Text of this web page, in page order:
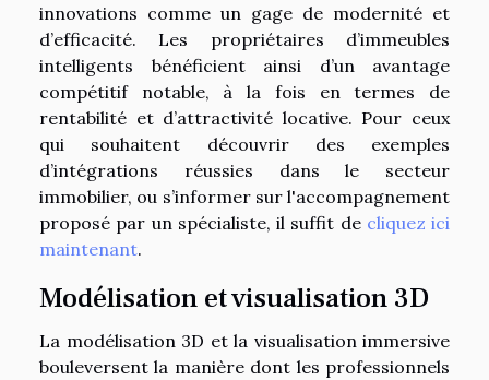
innovations comme un gage de modernité et
d’efficacité. Les propriétaires d’immeubles
intelligents bénéficient ainsi d’un avantage
compétitif notable, à la fois en termes de
rentabilité et d’attractivité locative. Pour ceux
qui souhaitent découvrir des exemples
d’intégrations réussies dans le secteur
immobilier, ou s’informer sur l'accompagnement
proposé par un spécialiste, il suffit de cliquez ici
maintenant.
Modélisation et visualisation 3D
La modélisation 3D et la visualisation immersive
bouleversent la manière dont les professionnels